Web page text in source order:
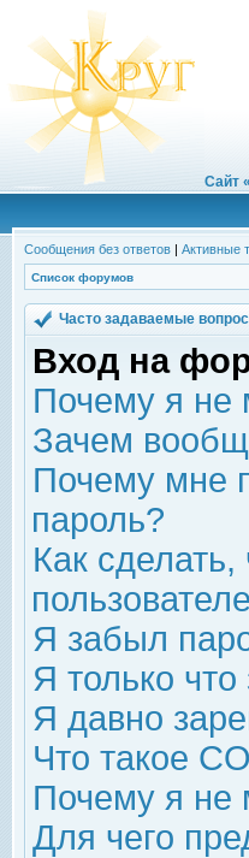
Сайт
Сообщения без ответов | Активные
Список форумов
Часто задаваемые
Вход на
Почему я не
Зачем
Почему мне
пароль?
Как
Я забыл
Я только
Я давно
Что такое
Почему я не
Для чего